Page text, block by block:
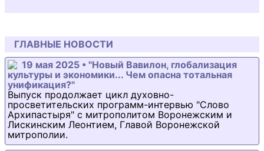
ГЛАВНЫЕ НОВОСТИ
19 мая 2025 • "Новый Вавилон, глобализация
культуры и экономики... Чем опасна тотальная
унификация?"
Выпуск продолжает цикл духовно-
просветительских программ-интервью "Слово
Архипастыря" с митрополитом Воронежским и
Лискинским Леонтием, Главой Воронежской
митрополии.